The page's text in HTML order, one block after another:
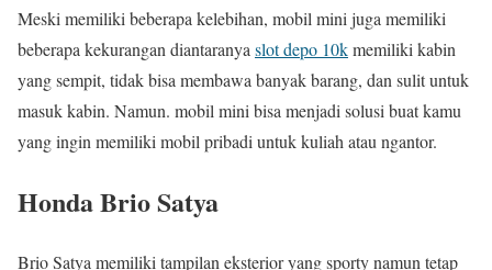
Meski memiliki beberapa kelebihan, mobil mini juga memiliki
beberapa kekurangan diantaranya slot depo 10kmemiliki kabin
yang sempit, tidak bisa membawa banyak barang, dan sulit untuk
masuk kabin. Namun. mobil mini bisa menjadi solusi buat kamu
yang ingin memiliki mobil pribadi untuk kuliah atau ngantor.
Honda Brio Satya
Brio Satya memiliki tampilan eksterior yang sporty namun tetap